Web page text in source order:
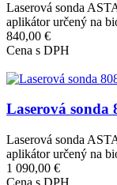
Laserová sonda
aplikátor určený na
840,00 €
Cena s DPH
Obrázok
Laserová sonda
Laserová sonda
aplikátor určený na
1 090,00 €